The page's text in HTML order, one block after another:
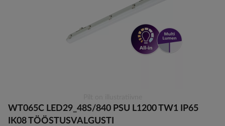
to
the
WT065C LED29_48S/840 PSU L1200 TW1 IP65
IK08 TÖÖSTUSVALGUSTI